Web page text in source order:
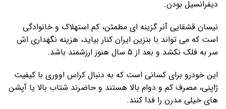
دیفرانسیل بودن.
نیسان قشقایی آنر گزینه ‌ای مطمئن، کم ‌استهلاک و خانوادگی
است که می تواند با بنزین ایران کنار بیاید، هزینه نگهداری‌ اش
سر به فلک نکشد و بعد از ۵ سال هنوز ارزشمند باشد.
این خودرو برای کسانی است که به دنبال کراس‌ اووری با کیفیت
ژاپنی، مصرف کم و دوام بالا هستند و حاضرند شتاب بالا یا آپشن
‌های خیلی مدرن را فدا کنند.